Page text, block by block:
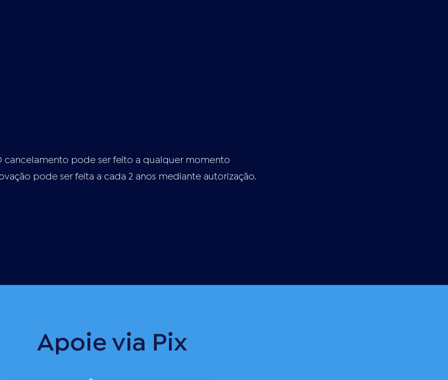
cancelamento pode ser feito a qualquer momento
pode ser feita a cada 2 anos mediante autorização.
Apoie via Pix